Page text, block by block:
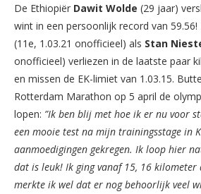
De Ethiopiër Dawit Wolde (29 jaar)
wint in een persoonlijk record van 59.56!
(11e, 1.03.21 onofficieel) als Stan
onofficieel) verliezen in de laatste paar
en missen de EK-limiet van 1.03.15.
Rotterdam Marathon op 5 april de
lopen: ”Ik ben blij met hoe ik er nu voor
een mooie test na mijn trainingsstage in
aanmoedigingen gekregen. Ik loop hier
dat is leuk! Ik ging vanaf 15, 16
merkte ik wel dat er nog behoorlijk veel